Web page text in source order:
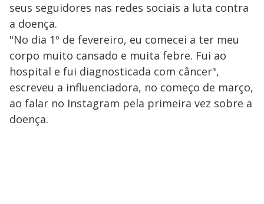
seus seguidores nas redes sociais a luta contra
a doença.
"No dia 1º de fevereiro, eu comecei a ter meu
corpo muito cansado e muita febre. Fui ao
hospital e fui diagnosticada com câncer",
escreveu a influenciadora, no começo de março,
ao falar no Instagram pela primeira vez sobre a
doença.